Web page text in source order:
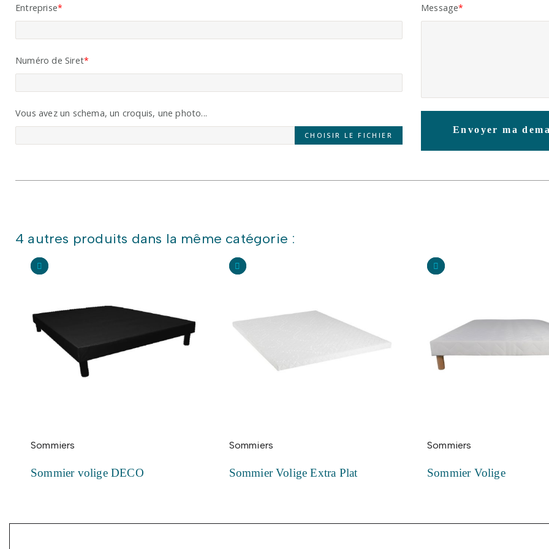
Entreprise
Numéro de Siret
Vous avez un schema, un croquis, une photo...
CHOISIR LE FICHIER
Message
Envoyer ma
4 autres produits dans la même catégorie :
Sommiers
Sommier volige DECO
Sommiers
Sommier Volige Extra Plat
Sommiers
Sommier Volige